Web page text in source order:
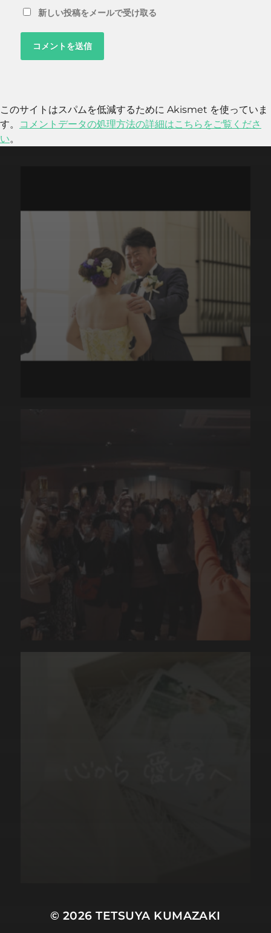
新しい投稿をメールで受け取る
このサイトはスパムを低減するために Akismet を使っていま
す。
コメントデータの処理方法の詳細はこちらをご覧くださ
い。
© 2026TETSUYA KUMAZAKI